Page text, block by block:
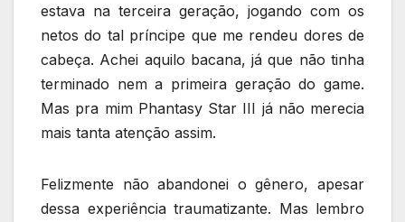
estava na terceira geração, jogando com os
netos do tal príncipe que me rendeu dores de
cabeça. Achei aquilo bacana, já que não tinha
terminado nem a primeira geração do game.
Mas pra mim Phantasy Star III já não merecia
mais tanta atenção assim.
Felizmente não abandonei o gênero, apesar
dessa experiência traumatizante. Mas lembro